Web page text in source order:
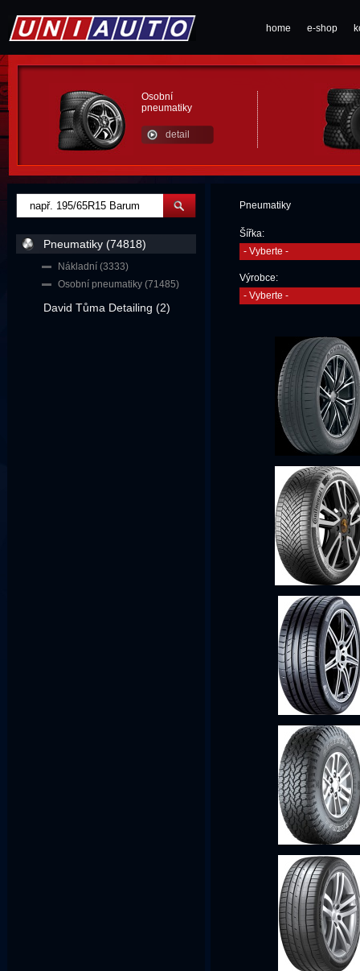
home e-shop
Osobní
pneumatiky
detail
Pneumatiky
Šířka:
- Vyberte -
Výrobce:
- Vyberte -
Pneumatiky (74818)
Nákladní (3333)
Osobní pneumatiky (71485)
David Tůma Detailing (2)